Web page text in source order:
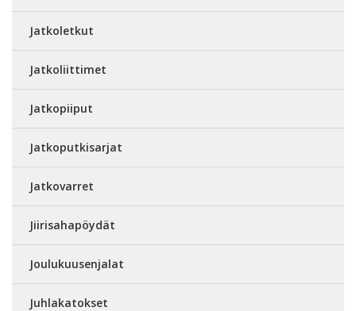
Jatkoletkut
Jatkoliittimet
Jatkopiiput
Jatkoputkisarjat
Jatkovarret
Jiirisahapöydät
Joulukuusenjalat
Juhlakatokset